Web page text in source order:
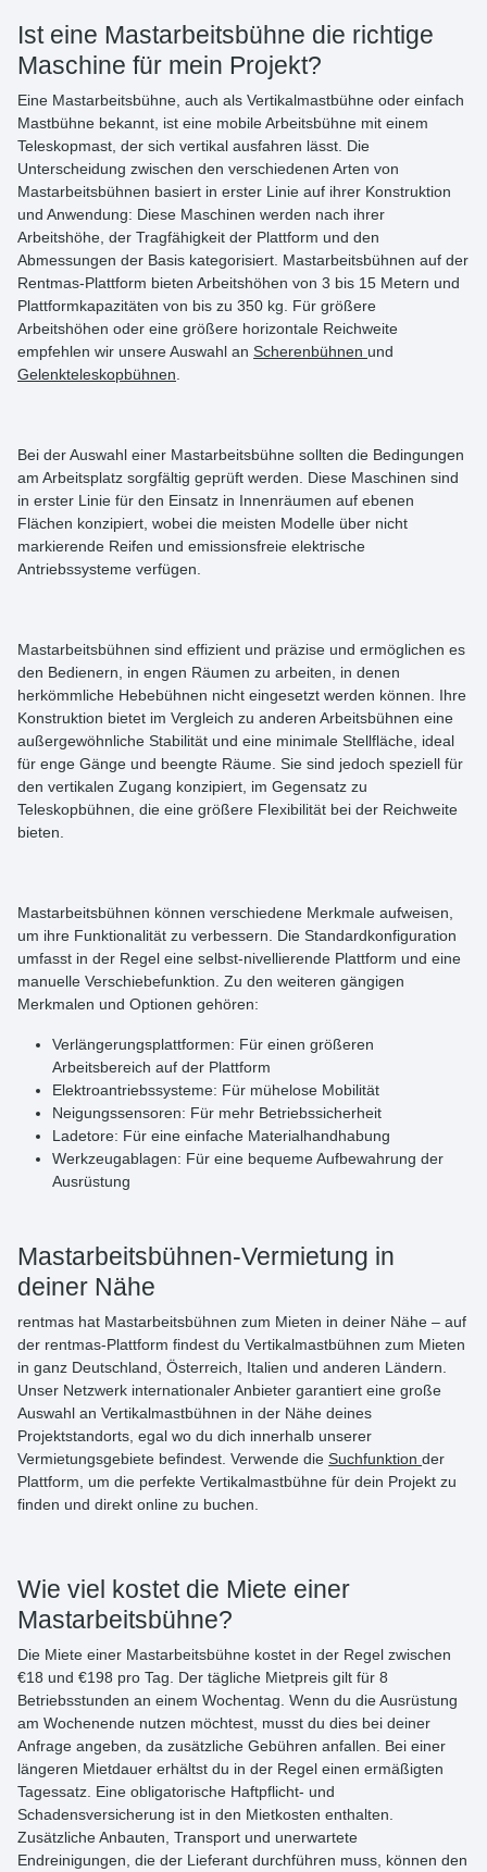
Ist eine Mastarbeitsbühne die richtige
Maschine für mein Projekt?
Eine Mastarbeitsbühne , auch als Vertikalmastbühne oder einfach
Mastbühne bekannt, ist eine mobile Arbeitsbühne mit einem
Teleskopmast, der sich vertikal ausfahren lässt. Die
Unterscheidung zwischen den verschiedenen Arten von
Mastarbeitsbühnen basiert in erster Linie auf ihrer Konstruktion
und Anwendung: Diese Maschinen werden nach ihrer
Arbeitshöhe, der Tragfähigkeit der Plattform und den
Abmessungen der Basis kategorisiert. Mastarbeitsbühnen auf der
Rentmas-Plattform bieten Arbeitshöhen von 3 bis 15 Metern und
Plattformkapazitäten von bis zu 350 kg . Für größere
Arbeitshöhen oder eine größere horizontale Reichweite
empfehlen wir unsere Auswahl an Scherenbühnen und
Gelenkteleskopbühnen
Bei der Auswahl einer Mastarbeitsbühne sollten die Bedingungen
am Arbeitsplatz sorgfältig geprüft werden. Diese Maschinen sind
in erster Linie für den Einsatz in Innenräumen auf ebenen
Flächen konzipiert, wobei die meisten Modelle über nicht
markierende Reifen und emissionsfreie elektrische
Antriebssysteme verfügen.
Mastarbeitsbühnen sind effizient und präzise und ermöglichen es
den Bedienern, in engen Räumen zu arbeiten, in denen
herkömmliche Hebebühnen nicht eingesetzt werden können. Ihre
Konstruktion bietet im Vergleich zu anderen Arbeitsbühnen eine
außergewöhnliche Stabilität und eine minimale Stellfläche, ideal
für enge Gänge und beengte Räume. Sie sind jedoch speziell für
den vertikalen Zugang konzipiert, im Gegensatz zu
Teleskopbühnen, die eine größere Flexibilität bei der Reichweite
bieten.
Mastarbeitsbühnen können verschiedene Merkmale aufweisen,
um ihre Funktionalität zu verbessern. Die Standardkonfiguration
umfasst in der Regel eine selbst-nivellierende Plattform und eine
manuelle Verschiebefunktion. Zu den weiteren gängigen
Merkmalen und Optionen gehören:
Verlängerungsplattformen: Für einen größeren
Arbeitsbereich auf der Plattform
Elektroantriebssysteme: Für mühelose Mobilität
Neigungssensoren: Für mehr Betriebssicherheit
Ladetore: Für eine einfache Materialhandhabung
Werkzeugablagen: Für eine bequeme Aufbewahrung der
Ausrüstung
Mastarbeitsbühnen-Vermietung in
deiner Nähe
rentmas hat Mastarbeitsbühnen zum Mieten in deiner Nähe – auf
der rentmas-Plattform findest du Vertikalmastbühnen zum Mieten
in ganz Deutschland, Österreich, Italien und anderen Ländern.
Unser Netzwerk internationaler Anbieter garantiert eine große
Auswahl an Vertikalmastbühnen in der Nähe deines
Projektstandorts, egal wo du dich innerhalb unserer
Vermietungsgebiete befindest. Verwende die Suchfunktion der
Plattform, um die perfekte Vertikalmastbühne für dein Projekt zu
finden und direkt online zu buchen.
Wie viel kostet die Miete einer
Mastarbeitsbühne?
Die Miete einer Mastarbeitsbühne kostet in der Regel zwischen
€18 und €198 pro Tag . Der tägliche Mietpreis gilt für 8
Betriebsstunden an einem Wochentag. Wenn du die Ausrüstung
am Wochenende nutzen möchtest, musst du dies bei deiner
Anfrage angeben, da zusätzliche Gebühren anfallen. Bei einer
längeren Mietdauer erhältst du in der Regel einen ermäßigten
Tagessatz. Eine obligatorische Haftpflicht- und
Schadensversicherung ist in den Mietkosten enthalten.
Zusätzliche Anbauten, Transport und unerwartete
Endreinigungen, die der Lieferant durchführen muss, können den